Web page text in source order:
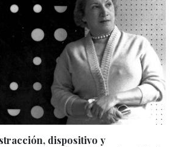
dispositivo y